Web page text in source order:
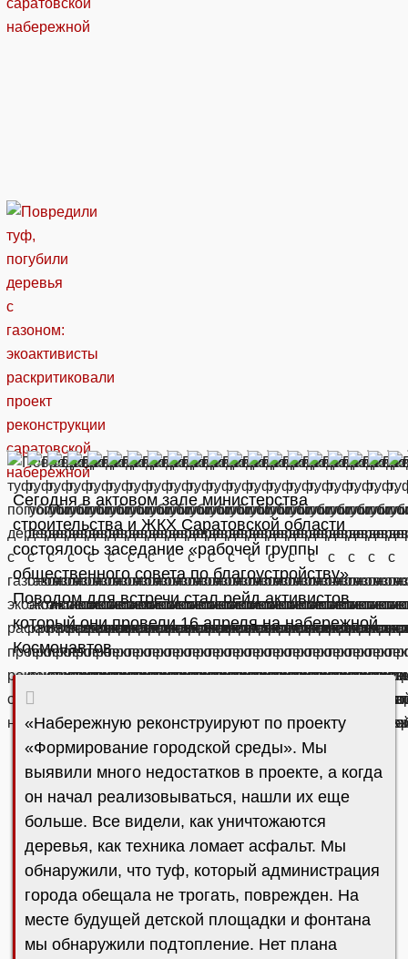
Сегодня в актовом зале министерства
строительства и ЖКХ Саратовской области
состоялось заседание «рабочей группы
общественного совета по благоустройству».
Поводом для встречи стал рейд активистов,
который они провели 16 апреля на набережной
Космонавтов.
«Набережную реконструируют по проекту
«Формирование городской среды». Мы
выявили много недостатков в проекте, а когда
он начал реализовываться, нашли их еще
больше. Все видели, как уничтожаются
деревья, как техника ломает асфальт. Мы
обнаружили, что туф, который администрация
города обещала не трогать, поврежден. На
месте будущей детской площадки и фонтана
мы обнаружили подтопление. Нет плана